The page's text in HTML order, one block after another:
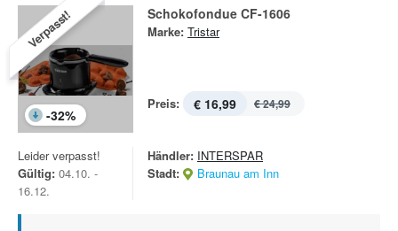
Verpasst!
-32%
Schokofondue CF-1606
Marke: Tristar
Preis: € 16,99 € 24,99
Leider verpasst!
Gültig: 04.10. -
16.12.
Händler: INTERSPAR
Stadt:
Braunau am Inn